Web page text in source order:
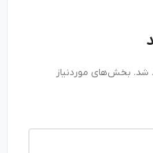
بخش‌های موردنیاز